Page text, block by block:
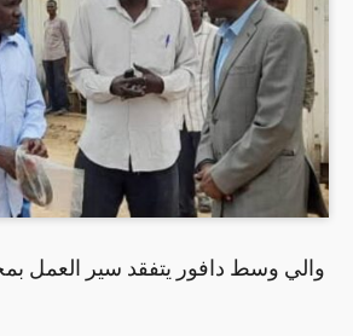
والي وسط دافور يتفقد سير العمل